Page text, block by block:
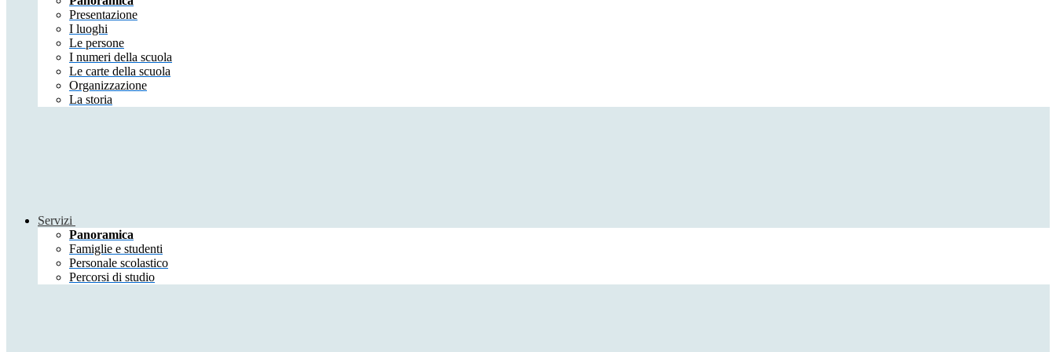
Presentazione
I luoghi
Le persone
I numeri della scuola
Le carte della scuola
Organizzazione
La storia
Servizi
Panoramica
Famiglie e studenti
Personale scolastico
Percorsi di studio